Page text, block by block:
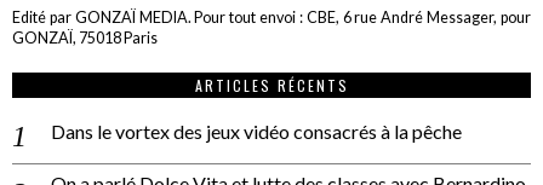
Edité par GONZAÏ MEDIA. Pour tout envoi : CBE, 6 rue André Messager, pour
GONZAÏ, 75018 Paris
ARTICLES RÉCENTS
Dans le vortex des jeux vidéo consacrés à la pêche